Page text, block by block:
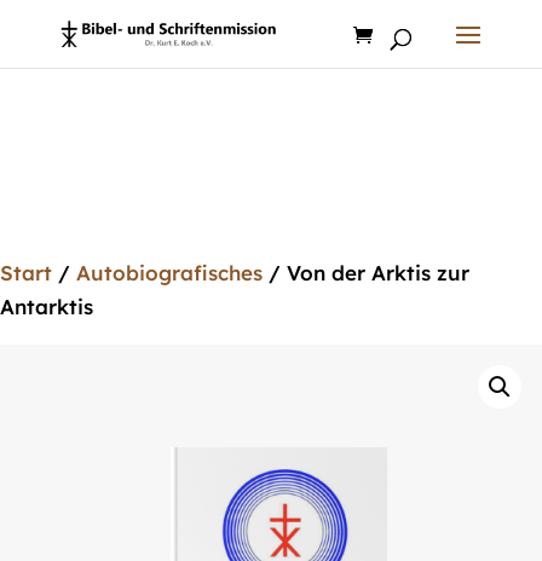
Start / Autobiografisches / Von der Arktis zur
Antarktis